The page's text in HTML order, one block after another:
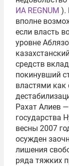
ИА REGNUM ).
вполне
если власть
уровне
средств
покинувший
властями как
Рахат Алиев
государства
весны 2007
осужден
лишения
ряда тяжких